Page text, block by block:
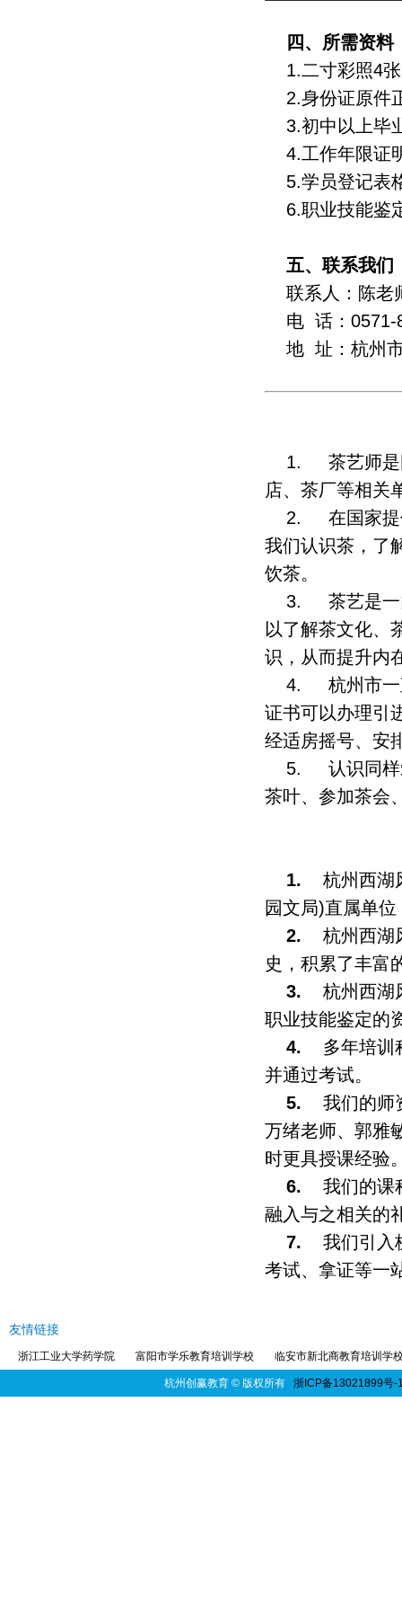
四、所需资料
1.二寸彩照4
2.身份证原件
3.初中以上毕
4.工作年限证
5.学员登记表
6.职业技能鉴
五、联系我们
联系人：陈老
电 话：0571-
地 址：杭州
1. 茶艺师是
店、茶厂等相关
2. 在国家提
我们认识茶，了
饮茶。
3. 茶艺是一
以了解茶文化、
识，从而提升内
4. 杭州市一
证书可以办理引
经适房摇号、安
5. 认识同样
茶叶、参加茶会
1. 杭州西湖
园文局)直属单
2. 杭州西湖
史，积累了丰富
3. 杭州西湖
职业技能鉴定的
4. 多年培训
并通过考试。
5. 我们的师
万绪老师、郭雅
时更具授课经验
6. 我们的课
融入与之相关的
7. 我们引入
考试、拿证等一
友情链接
浙江工业大学药学院 富阳市学乐教育培训学校 临安市新北商教育培训学
杭州创赢教育 © 版权所有 浙ICP备13021899号-